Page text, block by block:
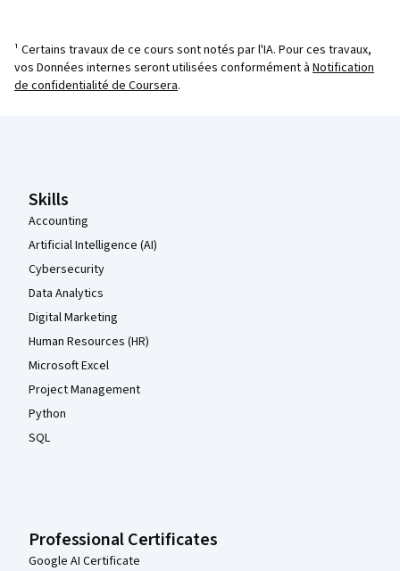
¹ Certains travaux de ce cours sont notés par l'IA. Pour ces travaux,
vos Données internes seront utilisées conformément à Notification
de confidentialité de Coursera.
Skills
Accounting
Artificial Intelligence (AI)
Cybersecurity
Data Analytics
Digital Marketing
Human Resources (HR)
Microsoft Excel
Project Management
Python
SQL
Professional Certificates
Google AI Certificate